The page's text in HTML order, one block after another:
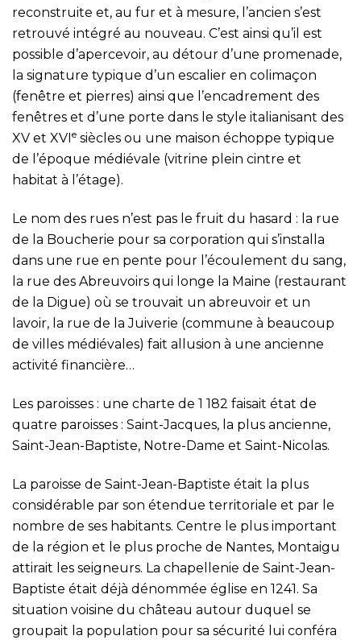
reconstruite et, au fur et à mesure, l’ancien s’est
retrouvé intégré au nouveau. C’est ainsi qu’il est
possible d’apercevoir, au détour d’une promenade,
la signature typique d’un escalier en colimaçon
(fenêtre et pierres) ainsi que l’encadrement des
fenêtres et d’une porte dans le style italianisant des
XV et XVIe siècles ou une maison échoppe typique
de l’époque médiévale (vitrine plein cintre et
habitat à l’étage).
Le nom des rues n’est pas le fruit du hasard : la rue
de la Boucherie pour sa corporation qui s’installa
dans une rue en pente pour l’écoulement du sang,
la rue des Abreuvoirs qui longe la Maine (restaurant
de la Digue) où se trouvait un abreuvoir et un
lavoir, la rue de la Juiverie (commune à beaucoup
de villes médiévales) fait allusion à une ancienne
activité financière…
Les paroisses : une charte de 1 182 faisait état de
quatre paroisses : Saint-Jacques, la plus ancienne,
Saint-Jean-Baptiste, Notre-Dame et Saint-Nicolas.
La paroisse de Saint-Jean-Baptiste était la plus
considérable par son étendue territoriale et par le
nombre de ses habitants. Centre le plus important
de la région et le plus proche de Nantes, Montaigu
attirait les seigneurs. La chapellenie de Saint-Jean-
Baptiste était déjà dénommée église en 1241. Sa
situation voisine du château autour duquel se
groupait la population pour sa sécurité lui conféra